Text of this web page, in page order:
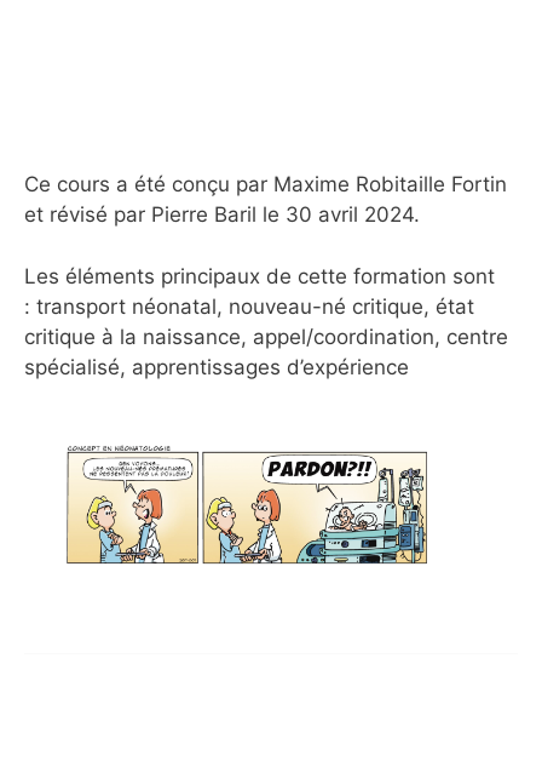
Ce cours a été conçu par Maxime Robitaille Fortin
et révisé par Pierre Baril le 30 avril 2024.
Les éléments principaux de cette formation sont
: transport néonatal, nouveau-né critique, état
critique à la naissance, appel/coordination, centre
spécialisé, apprentissages d’expérience